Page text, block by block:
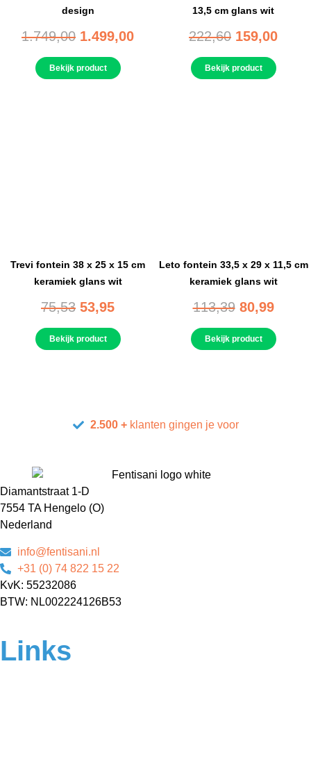
design
1.749,00 1.499,00
Bekijk product
13,5 cm glans wit
222,60 159,00
Bekijk product
Trevi fontein 38 x 25 x 15 cm
keramiek glans wit
75,53 53,95
Bekijk product
Leto fontein 33,5 x 29 x 11,5 cm
keramiek glans wit
113,39 80,99
Bekijk product
2.500 +klanten gingen je voor
Diamantstraat 1-D
7554 TA Hengelo (O)
Nederland
info@fentisani.nl
+31 (0) 74 822 15 22
KvK: 55232086
BTW: NL002224126B53
Links